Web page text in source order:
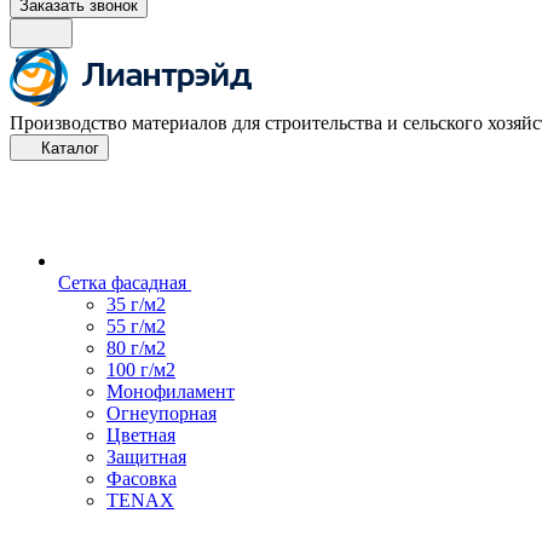
Заказать звонок
Производство материалов для строительства и сельского
Каталог
Сетка фасадная
35 г/м2
55 г/м2
80 г/м2
100 г/м2
Монофиламент
Огнеупорная
Цветная
Защитная
Фасовка
TENAX